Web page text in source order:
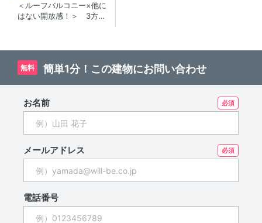
＜ルーフバルコニー×他に
はない開放感！＞ 3方角
無料 簡単1分！この建物にお問い合わせ
お名前
メールアドレス
電話番号